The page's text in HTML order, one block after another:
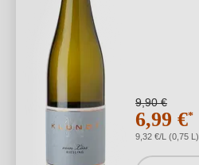
9,90 €
6,99 €*
9,32 €/L (0,75 L)